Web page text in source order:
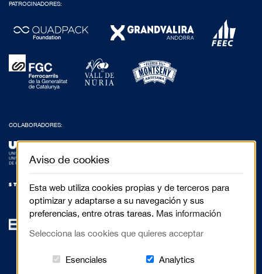
PATROCINADORES:
COLABORADORES:
Aviso de cookies
Esta web utiliza cookies propias y de terceros para
optimizar y adaptarse a su navegación y sus
preferencias, entre otras tareas. Mas información
Selecciona las cookies que quieres acceptar
Esenciales Estas cookies són essenciales para
AnalyticsCookies related